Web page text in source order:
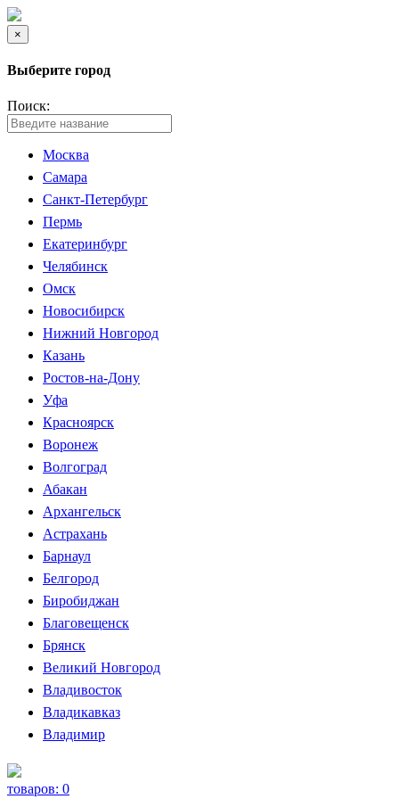
×
Выберите город
Поиск:
Москва
Самара
Санкт-Петербург
Пермь
Екатеринбург
Челябинск
Омск
Новосибирск
Нижний Новгород
Казань
Ростов-на-Дону
Уфа
Красноярск
Воронеж
Волгоград
Абакан
Архангельск
Астрахань
Барнаул
Белгород
Биробиджан
Благовещенск
Брянск
Великий Новгород
Владивосток
Владикавказ
Владимир
товаров: 0